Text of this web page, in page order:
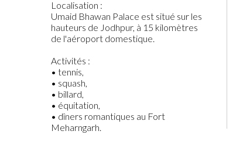
Localisation :
Umaid Bhawan Palace est situé sur les
hauteurs de Jodhpur, à 15 kilomètres
de l'aéroport domestique.
Activités :
• tennis,
• squash,
• billard,
• équitation,
• dîners romantiques au Fort
Meharngarh.